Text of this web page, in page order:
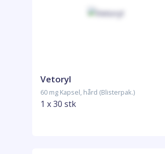
Vetoryl
60 mg Kapsel, hård (Blisterpak.)
1 x 30 stk